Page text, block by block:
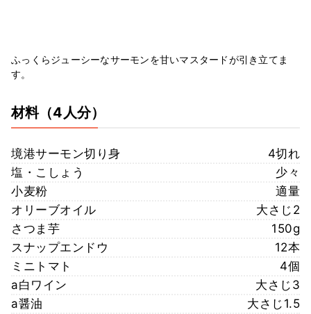
ふっくらジューシーなサーモンを甘いマスタードが引き立てま
す。
材料（4人分）
境港サーモン切り身
4切れ
塩・こしょう
少々
小麦粉
適量
オリーブオイル
大さじ2
さつま芋
150g
スナップエンドウ
12本
ミニトマト
4個
a白ワイン
大さじ3
a醤油
大さじ1.5